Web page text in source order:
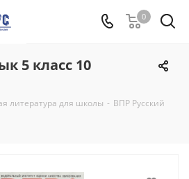
0
5 класс 10
литература для школы - ВПР Русский